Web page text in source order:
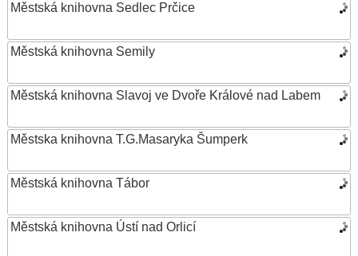
Městská knihovna Sedlec Prčice
Městská knihovna Semily
Městská knihovna Slavoj ve Dvoře Králové nad Labem
Městska knihovna T.G.Masaryka Šumperk
Městská knihovna Tábor
Městská knihovna Ústí nad Orlicí